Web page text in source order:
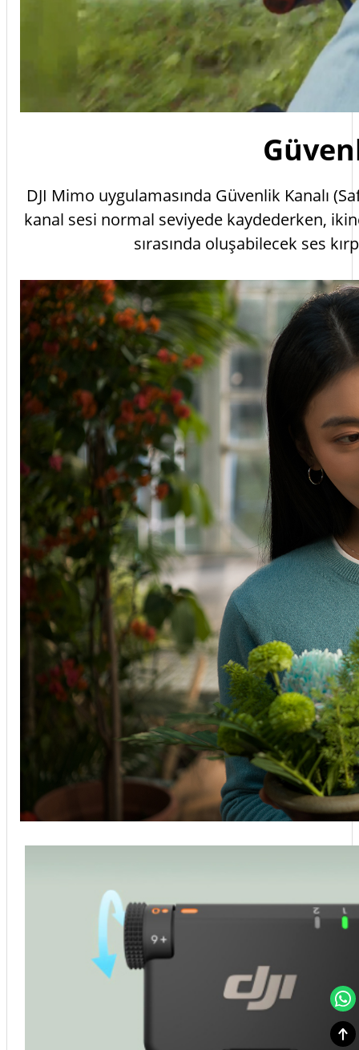
DJI Mimo uygulamasında Güvenlik Kanalı
kanal sesi normal seviyede kaydederken,
sırasında oluşabilecek ses